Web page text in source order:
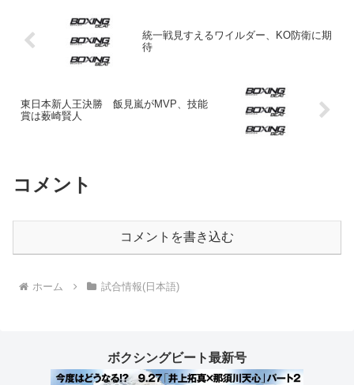
統一戦見すえるワイルダー、KO防衛に期
待
東日本新人王決勝 飯見嵐がMVP、技能
賞は薮崎賢人
コメント
コメントを書き込む
ホーム 試合情報(日本語)
ボクシングビート最新号